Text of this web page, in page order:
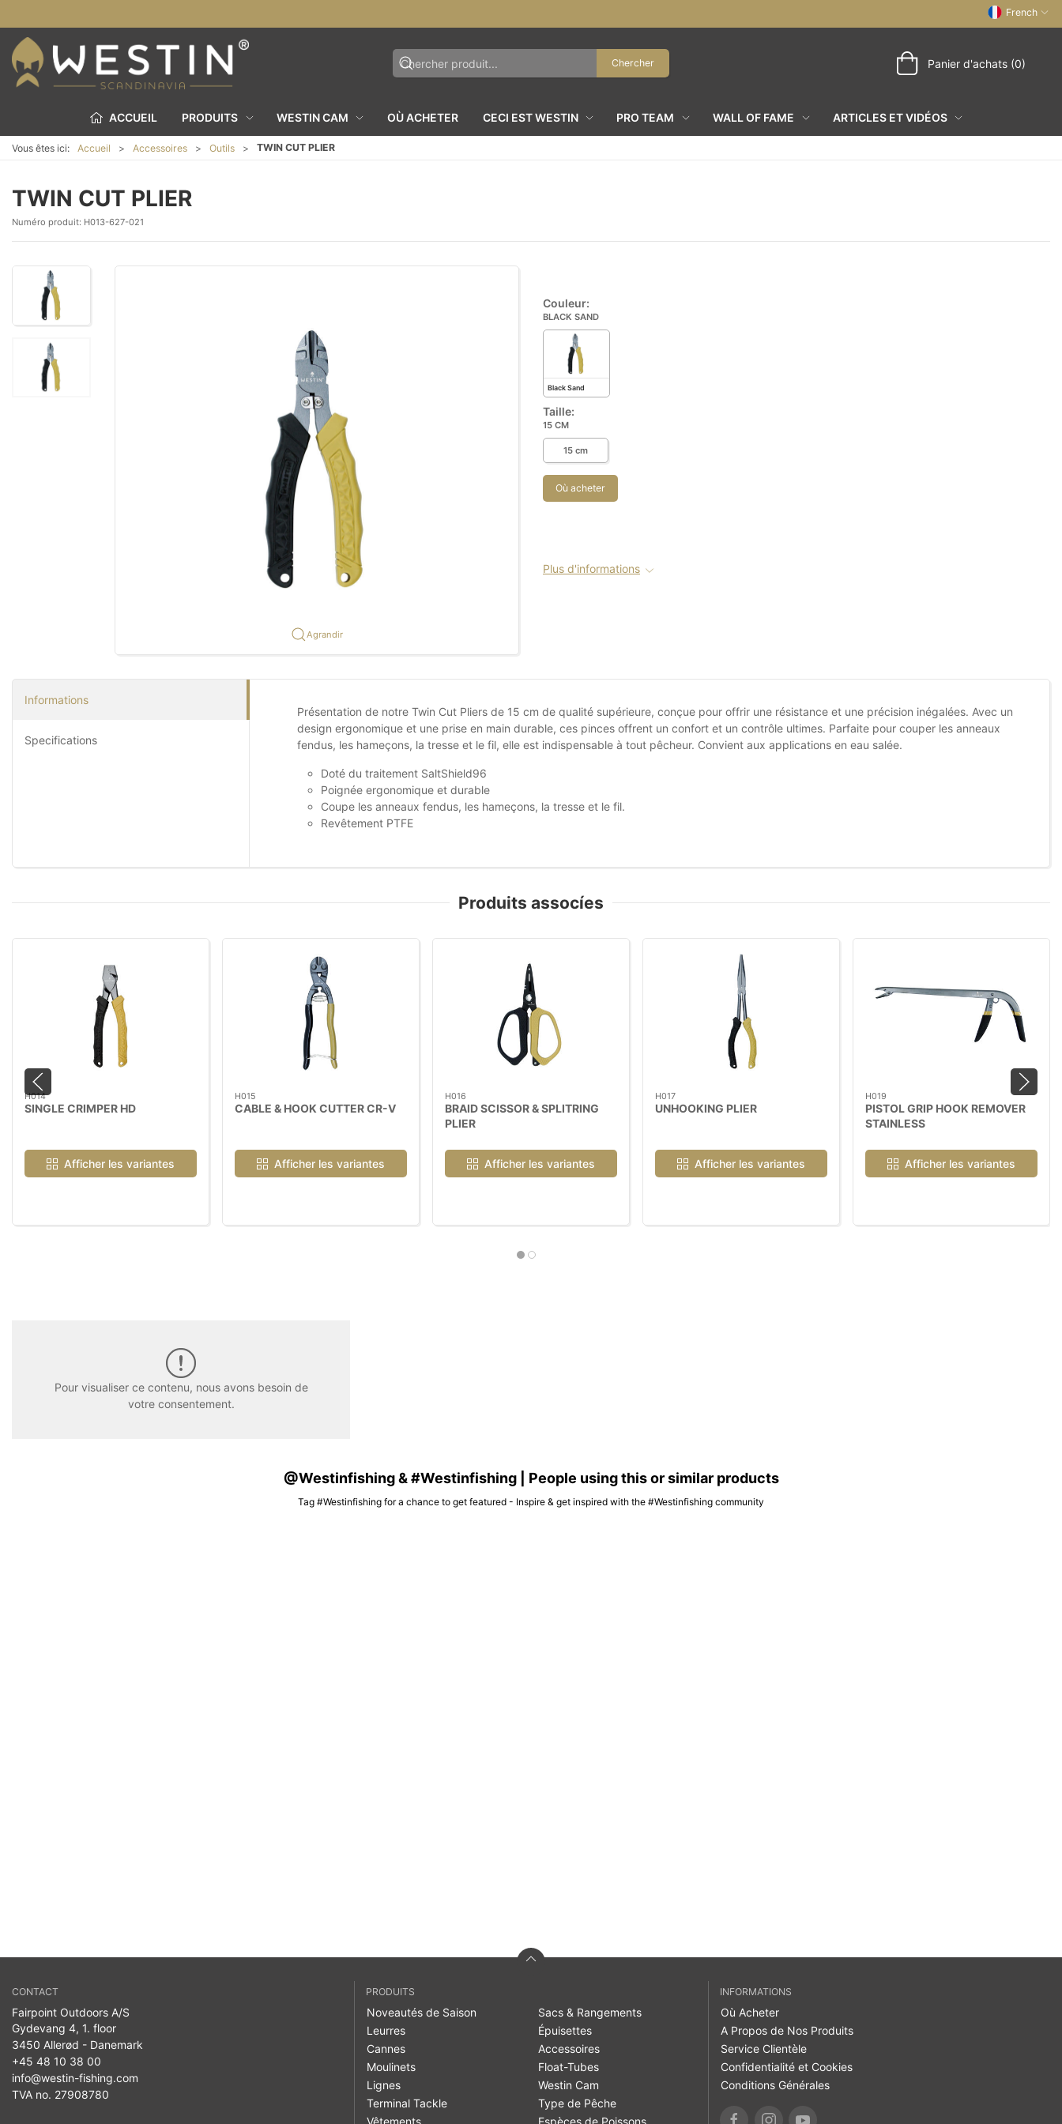
French
Chercher Panier d'achats (0)
ACCUEIL PRODUITS WESTIN CAM OÙ ACHETER CECI EST WESTIN PRO TEAM WALL OF FAME ARTICLES ET VIDÉOS
Vous êtes ici: Accueil Accessoires Outils TWIN CUT PLIER
TWIN CUT PLIER
Numéro produit: H013-627-021
Agrandir
Couleur:
BLACK SAND
Black Sand
Taille:
15 CM
15 cm
Où acheter
Plus d'informations
Informations
Specifications
Présentation de notre Twin Cut Pliers de 15 cm de qualité supérieure, conçue pour offrir une résistance et une précision inégalées. Avec un
design ergonomique et une prise en main durable, ces pinces offrent un confort et un contrôle ultimes. Parfaite pour couper les anneaux
fendus, les hameçons, la tresse et le fil, elle est indispensable à tout pêcheur. Convient aux applications en eau salée.
Doté du traitement SaltShield96
Poignée ergonomique et durable
Coupe les anneaux fendus, les hameçons, la tresse et le fil.
Revêtement PTFE
Produits assocíes
H014
SINGLE CRIMPER HD
Afficher les variantes
H015
CABLE & HOOK CUTTER CR-V
Afficher les variantes
H016
BRAID SCISSOR & SPLITRING
PLIER
Afficher les variantes
H017
UNHOOKING PLIER
Afficher les variantes
H019
PISTOL GRIP HOOK REMOVER
STAINLESS
Afficher les variantes
Pour visualiser ce contenu, nous avons besoin de
votre consentement.
@Westinfishing & #Westinfishing | People using this or similar products
Tag #Westinfishing for a chance to get featured - Inspire & get inspired with the #Westinfishing community
CONTACT
Fairpoint Outdoors A/S
Gydevang 4, 1. floor
3450 Allerød - Danemark
+45 48 10 38 00
info@westin-fishing.com
TVA no. 27908780
PRODUITS
Noveautés de Saison
Leurres
Cannes
Moulinets
Lignes
Terminal Tackle
Vêtements
Sacs & Rangements
Épuisettes
Accessoires
Float-Tubes
Westin Cam
Type de Pêche
Espèces de Poissons
INFORMATIONS
Où Acheter
A Propos de Nos Produits
Service Clientèle
Confidentialité et Cookies
Conditions Générales